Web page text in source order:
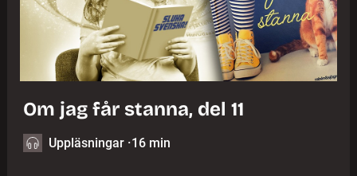
Om jag får stanna, del 11
Uppläsningar ·16 min